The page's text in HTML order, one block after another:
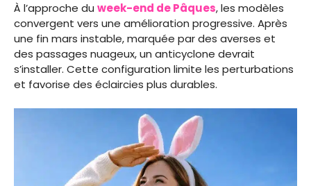
À l’approche du week-end de Pâques, les modèles
convergent vers une amélioration progressive. Après
une fin mars instable, marquée par des averses et
des passages nuageux, un anticyclone devrait
s’installer. Cette configuration limite les perturbations
et favorise des éclaircies plus durables.